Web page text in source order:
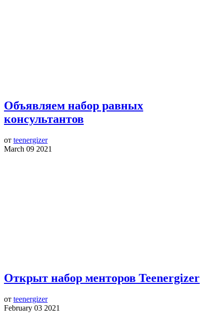
Объявляем набор равных
консультантов
от teenergizer
March 09 2021
Открыт набор менторов Teenergizer
от teenergizer
February 03 2021